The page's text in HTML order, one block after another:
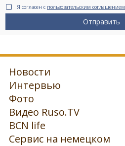
Я согласен с пользовательским соглашением
Отправить
Новости
Интервью
Фото
Видео Ruso.TV
BCN life
Сервис на немецком